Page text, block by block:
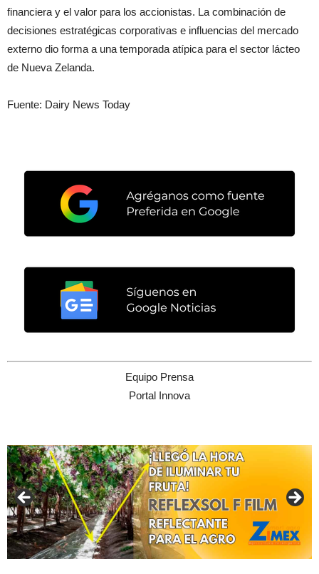
financiera y el valor para los accionistas. La combinación de
decisiones estratégicas corporativas e influencias del mercado
externo dio forma a una temporada atípica para el sector lácteo
de Nueva Zelanda.
Fuente: Dairy News Today
Equipo Prensa
Portal Innova